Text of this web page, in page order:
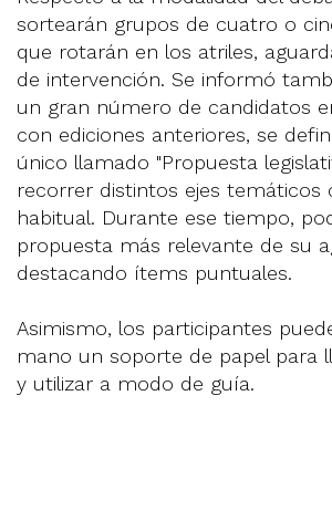
sortearán grupos de cuatro o
que rotarán en los atriles,
de intervención. Se informó
un gran número de candidatos
con ediciones anteriores, se
único llamado "Propuesta
recorrer distintos ejes temáticos
habitual. Durante ese tiempo,
propuesta más relevante de su
destacando ítems puntuales.
Asimismo, los participantes
mano un soporte de papel para
y utilizar a modo de guía.